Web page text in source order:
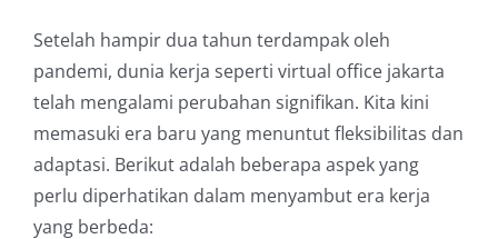
Setelah hampir dua tahun terdampak oleh
pandemi, dunia kerja seperti virtual office jakarta
telah mengalami perubahan signifikan. Kita kini
memasuki era baru yang menuntut fleksibilitas dan
adaptasi. Berikut adalah beberapa aspek yang
perlu diperhatikan dalam menyambut era kerja
yang berbeda: